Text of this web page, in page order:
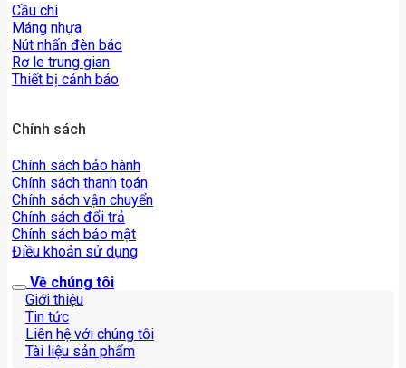
Cầu chì
Máng nhựa
Nút nhấn đèn báo
Rơ le trung gian
Thiết bị cảnh báo
Chính sách
Chính sách bảo hành
Chính sách thanh toán
Chính sách vận chuyển
Chính sách đổi trả
Chính sách bảo mật
Điều khoản sử dụng
Về chúng tôi
Giới thiệu
Tin tức
Liên hệ với chúng tôi
Tài liệu sản phẩm